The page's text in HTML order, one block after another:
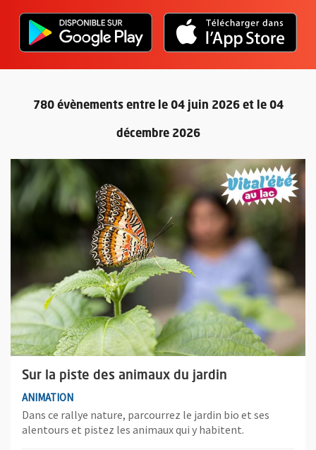
L'application "Vivre à Angers" -
, Ouvre une nouvelle fenêtre ,
780 évènements entre le 04 juin 2026 et le 04
décembre 2026
Retour au formulaire de
Sur la piste des animaux du jardin
ANIMATION
Dans ce rallye nature, parcourrez le jardin bio et ses
alentours et pistez les animaux qui y habitent.
Plus d'information sur l'évènement : Sur la piste des animaux